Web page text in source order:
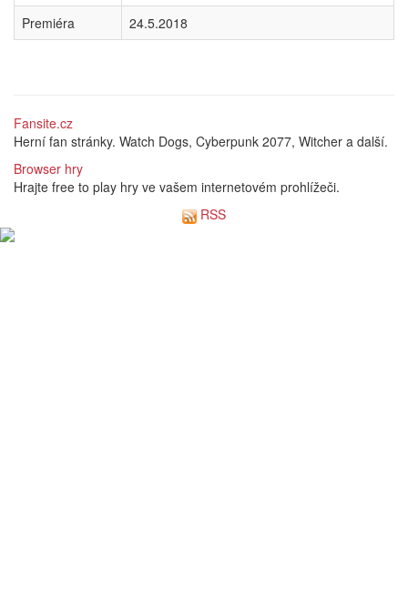
Premiéra
24.5.2018
Fansite.cz
Herní fan stránky. Watch Dogs, Cyberpunk 2077, Witcher a další.
Browser hry
Hrajte free to play hry ve vašem internetovém prohlížeči.
RSS